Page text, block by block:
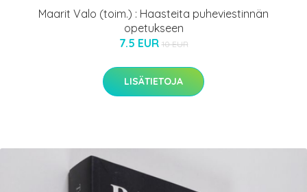
Maarit Valo (toim.) : Haasteita puheviestinnän
opetukseen
7.5 EUR 10 EUR
LISÄTIETOJA